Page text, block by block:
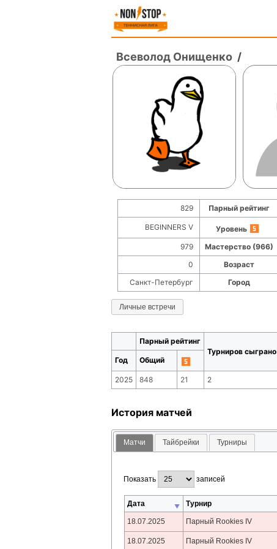
Всеволод Онищенко /
829 Парный рейтинг
BEGINNERS V Уровень
979 Мастерство (966)
0
Возраст
Санкт-Петербург
Город
Личные встречи
Парный рейтинг
Турниров сыграно
Год
Общий
2025 848 21 2
История матчей
Матчи Тайбрейки Турниры
Показать записей
Дата Турнир
18.07.2025 Парный Rookies IV
18.07.2025 Парный Rookies IV